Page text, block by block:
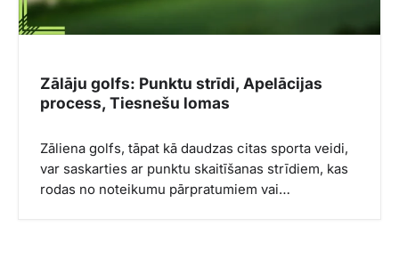
Zālāju golfs: Punktu strīdi, Apelācijas
process, Tiesnešu lomas
Zāliena golfs, tāpat kā daudzas citas sporta veidi,
var saskarties ar punktu skaitīšanas strīdiem, kas
rodas no noteikumu pārpratumiem vai…